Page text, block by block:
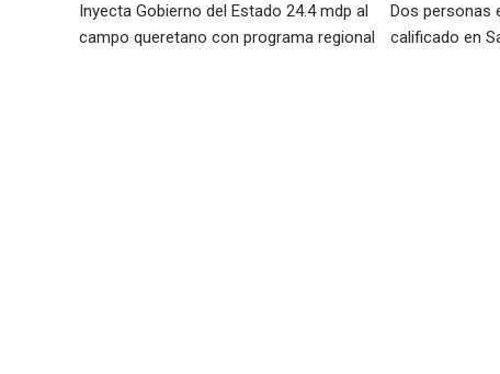
Inyecta Gobierno del Estado 24.4 mdp al
campo queretano con programa regional
Dos personas
calificado en